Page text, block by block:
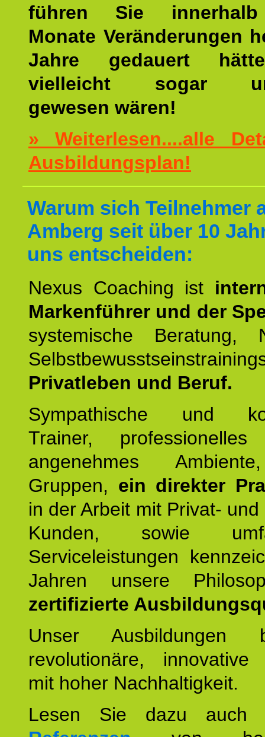
führen Sie
Monate Veränderungen
Jahre gedauert
vielleicht sogar
gewesen wären!
» Weiterlesen....alle
Ausbildungsplan!
Warum sich Teilnehmer
Amberg seit über 10
uns entscheiden:
Nexus Coaching ist
Markenführer und der
systemische Beratung,
Privatleben und Beruf.
Sympathische und
Trainer, professionelles
angenehmes
Gruppen, ein direkter
in der Arbeit mit Privat-
Kunden, sowie
Serviceleistungen
Jahren unsere
zertifizierte
Unser Ausbildungen
revolutionäre, innovative
mit hoher Nachhaltigkeit.
Lesen Sie dazu